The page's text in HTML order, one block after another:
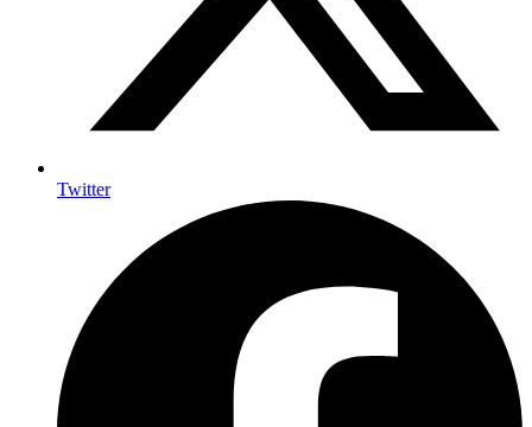
Twitter